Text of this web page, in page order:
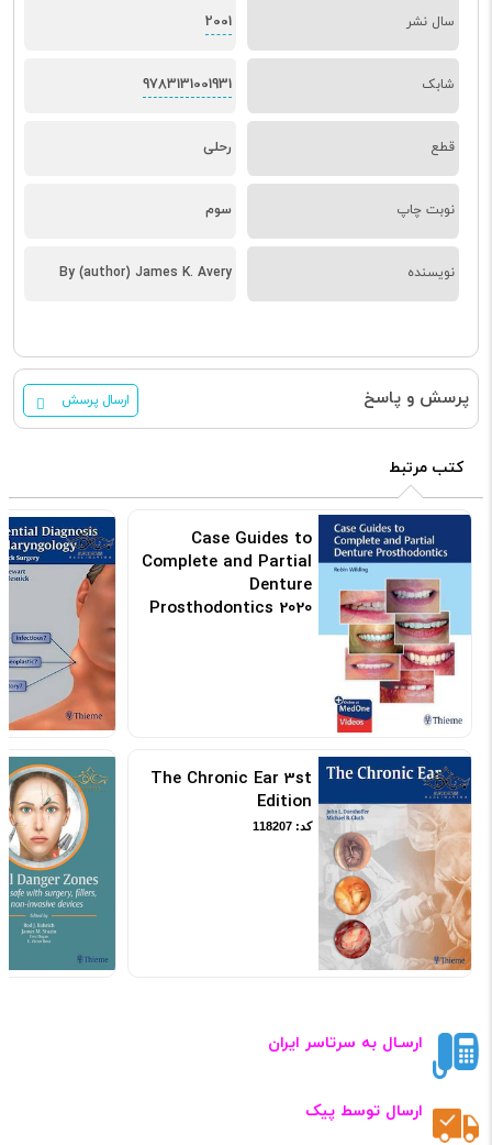
سال نشر 2001
شابک 9783131001931
قطع رحلی
نوبت چاپ سوم
نویسنده By (author) James K. Avery
پرسش و پاسخ ارسال پرسش
کتب مرتبط
Case Guides to
Complete and Partial
Denture
Prosthodontics 2020
The Chronic Ear 3st
Edition
کد: 118207
ارسـال به سرتاسر ایران
ارسال توسط پیک